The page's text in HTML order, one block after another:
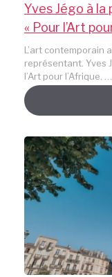
Yves Jégo à la
« Pour l’Art
L’art contemporain
représentant. Yves
l’Art pour l’Afrique. …